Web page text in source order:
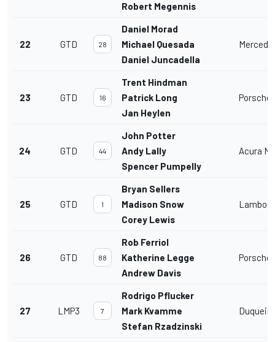
Robert Megennis
22 GTD 28
Daniel Morad
Michael Quesada
Daniel Juncadella
23 GTD 16
Trent Hindman
Patrick Long
Jan Heylen
Porsche
24 GTD 44
John Potter
Andy Lally
Spencer Pumpelly
Acura
25 GTD 1
Bryan Sellers
Madison Snow
Corey Lewis
26 GTD 88
Rob Ferriol
Katherine Legge
Andrew Davis
Porsche
27 LMP3 7
Rodrigo Pflucker
Mark Kvamme
Stefan Rzadzinski